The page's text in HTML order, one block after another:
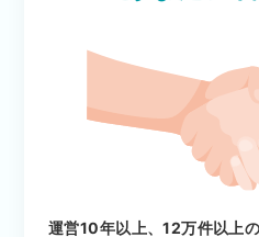
運営10年以上、12万件以上